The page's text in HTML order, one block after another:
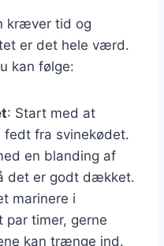
kræver tid og
er det hele værd.
kan følge:
: Start med at
fedt fra svinekødet.
en blanding af
det er godt dækket.
marinere i
par timer, gerne
kan trænge ind.